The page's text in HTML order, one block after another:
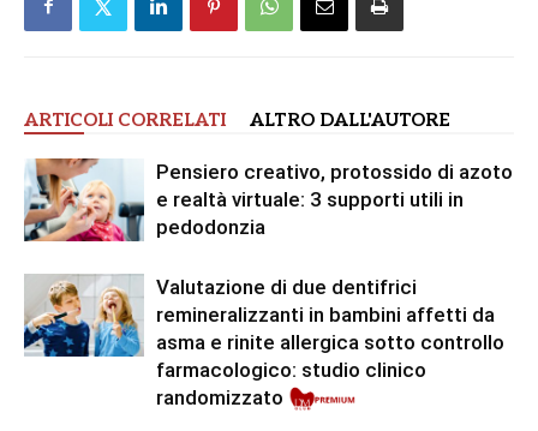
ARTICOLI CORRELATI ALTRO DALL'AUTORE
Pensiero creativo, protossido di azoto
e realtà virtuale: 3 supporti utili in
pedodonzia
Valutazione di due dentifrici
remineralizzanti in bambini affetti da
asma e rinite allergica sotto controllo
farmacologico: studio clinico
randomizzato